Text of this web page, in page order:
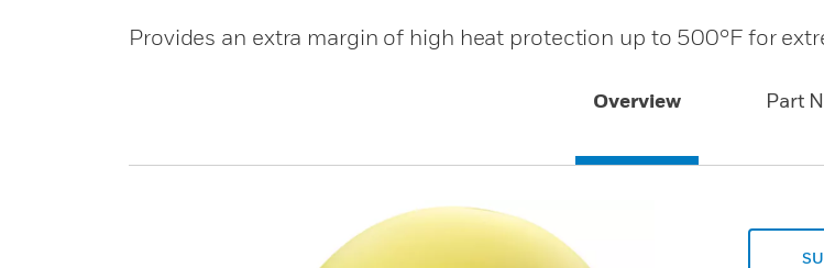
Provides an extra margin of high heat protection up to 500°F for
Overview Part